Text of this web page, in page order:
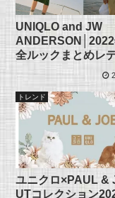
UNIQLO and JW
全ルックまとめレ
トレンド
ユニクロ×PAUL &
UTコレクション